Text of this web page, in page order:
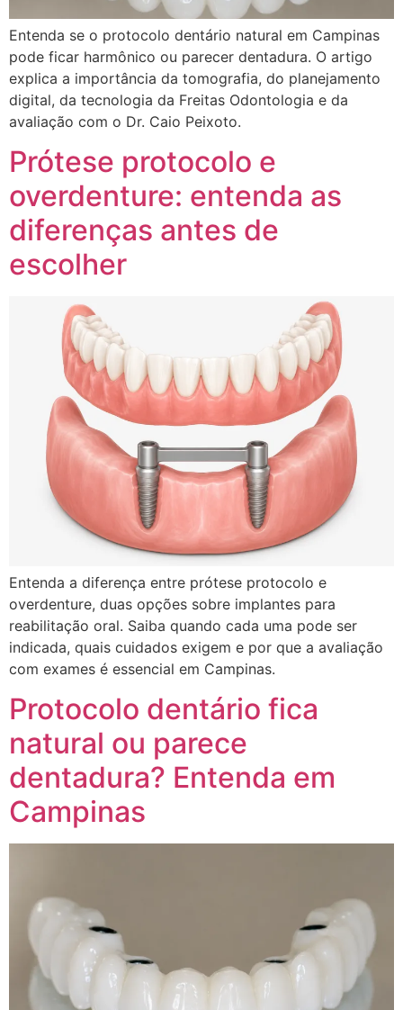
Entenda se o protocolo dentário natural em Campinas
pode ficar harmônico ou parecer dentadura. O artigo
explica a importância da tomografia, do planejamento
digital, da tecnologia da Freitas Odontologia e da
avaliação com o Dr. Caio Peixoto.
Prótese protocolo e
overdenture: entenda as
diferenças antes de
escolher
Entenda a diferença entre prótese protocolo e
overdenture, duas opções sobre implantes para
reabilitação oral. Saiba quando cada uma pode ser
indicada, quais cuidados exigem e por que a avaliação
com exames é essencial em Campinas.
Protocolo dentário fica
natural ou parece
dentadura? Entenda em
Campinas